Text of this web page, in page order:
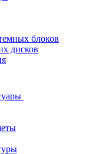
блоков
дисков